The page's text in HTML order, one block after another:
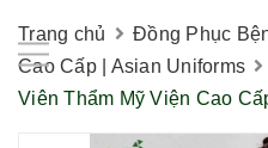
Trang chủ
Đồng Phục
Cao Cấp | Asian Uniforms
Viên Thẩm Mỹ Viện Cao